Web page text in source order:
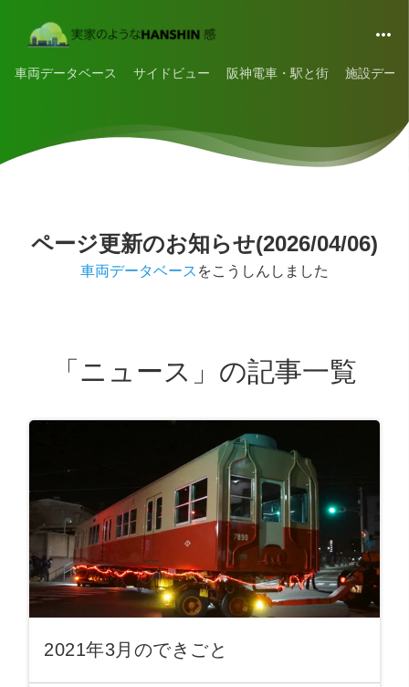
車両データベース サイドビュー 阪神電車・駅と街 施設デー
ページ更新のお知らせ(2026/04/06)
車両データベース をこうしんしました
「ニュース」の記事一覧
2021年3月のできごと